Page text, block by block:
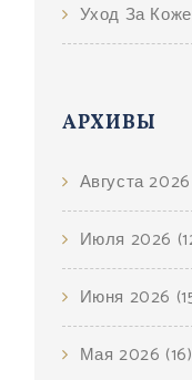
Уход За
АРХИВЫ
Августа 2026
Июля 2026
Июня 2026
Мая 2026 (16)